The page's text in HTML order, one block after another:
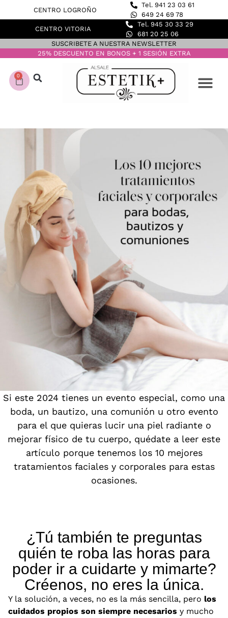
CENTRO LOGROÑO
Tel. 941 23 03 61
649 24 69 78
CENTRO VITORIA
Tel. 945 30 33 29
681 20 25 06
SUSCRIBETE A NUESTRA NEWSLETTER
25% DESCUENTO EN BONOS + 1 SESIÓN EXTRA
0
Si este 2024 tienes un evento especial, como una
boda, un bautizo, una comunión u otro evento
para el que quieras lucir una piel radiante o
mejorar físico de tu cuerpo, quédate a leer este
artículo porque tenemos los 10 mejores
tratamientos faciales y corporales para estas
ocasiones.
¿Tú también te preguntas
quién te roba las horas para
poder ir a cuidarte y mimarte?
Créenos, no eres la única.
Y la solución, a veces, no es la más sencilla, pero los
cuidados propios son siempre necesarios y mucho